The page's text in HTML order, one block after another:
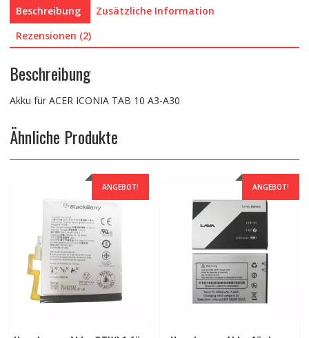
Beschreibung
Zusätzliche Information
Rezensionen (2)
Beschreibung
Akku für ACER ICONIA TAB 10 A3-A30
Ähnliche Produkte
ANGEBOT! ANGEBOT!